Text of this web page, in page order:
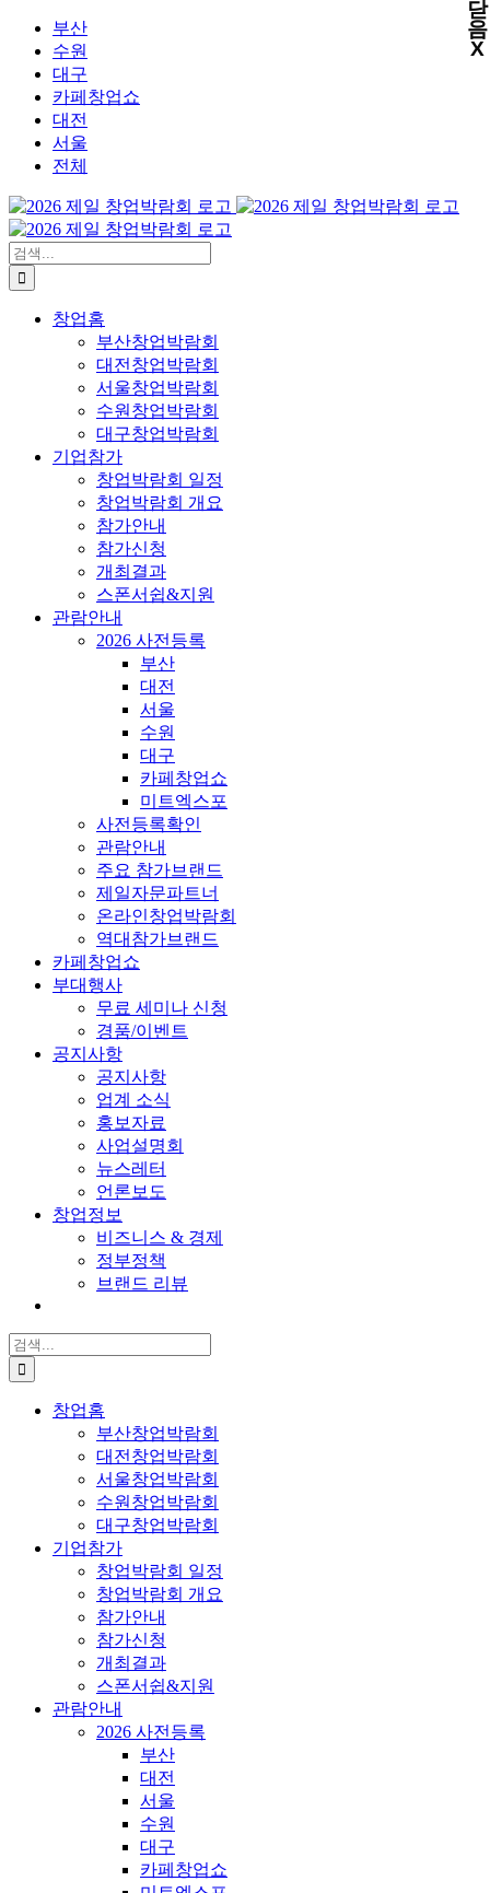
부산
수원
대구
카페창업쇼
대전
서울
전체
검
색:
창업홈
부산창업박람회
대전창업박람회
서울창업박람회
수원창업박람회
대구창업박람회
기업참가
창업박람회 일정
창업박람회 개요
참가안내
참가신청
개최결과
스폰서쉽&지원
관람안내
2026 사전등록
부산
대전
서울
수원
대구
카페창업쇼
미트엑스포
사전등록확인
관람안내
주요 참가브랜드
제일자문파트너
온라인창업박람회
역대참가브랜드
카페창업쇼
부대행사
무료 세미나 신청
경품/이벤트
공지사항
공지사항
업계 소식
홍보자료
사업설명회
뉴스레터
언론보도
창업정보
비즈니스 & 경제
정부정책
브랜드 리뷰
검
색:
창업홈
부산창업박람회
대전창업박람회
서울창업박람회
수원창업박람회
대구창업박람회
기업참가
창업박람회 일정
창업박람회 개요
참가안내
참가신청
개최결과
스폰서쉽&지원
관람안내
2026 사전등록
부산
대전
서울
수원
대구
카페창업쇼
X
X
X
X
닫
음
X